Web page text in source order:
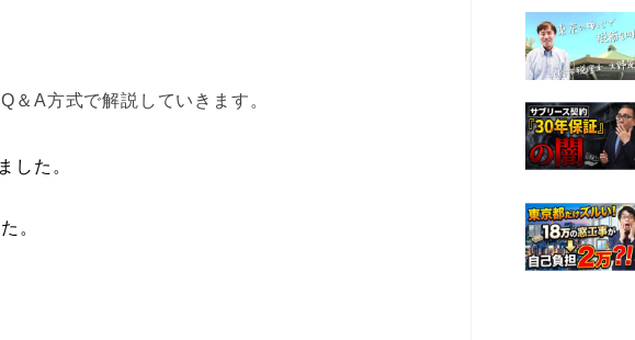
＆A方式で解説していきます。
した。
。